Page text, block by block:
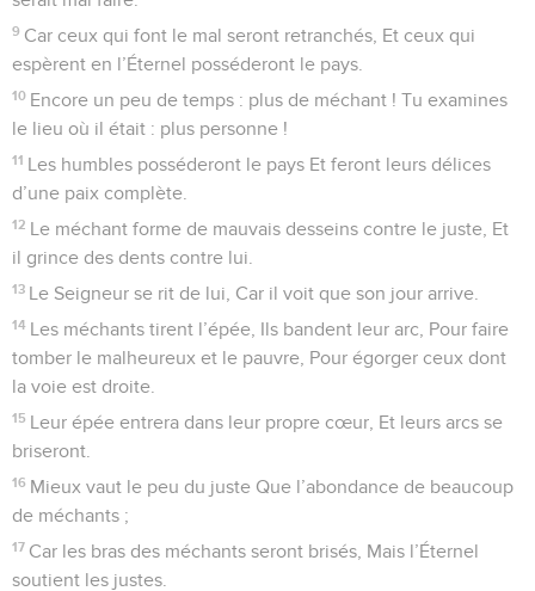
9 Car ceux qui font le mal seront retranchés, Et ceux qui
espèrent en l’Éternel posséderont le pays.
10 Encore un peu de temps : plus de méchant ! Tu examines
le lieu où il était : plus personne !
11 Les humbles posséderont le pays Et feront leurs délices
d’une paix complète.
12 Le méchant forme de mauvais desseins contre le juste, Et
il grince des dents contre lui.
13 Le Seigneur se rit de lui, Car il voit que son jour arrive.
14 Les méchants tirent l’épée, Ils bandent leur arc, Pour faire
tomber le malheureux et le pauvre, Pour égorger ceux dont
la voie est droite.
15 Leur épée entrera dans leur propre cœur, Et leurs arcs se
briseront.
16 Mieux vaut le peu du juste Que l’abondance de beaucoup
de méchants ;
17 Car les bras des méchants seront brisés, Mais l’Éternel
soutient les justes.